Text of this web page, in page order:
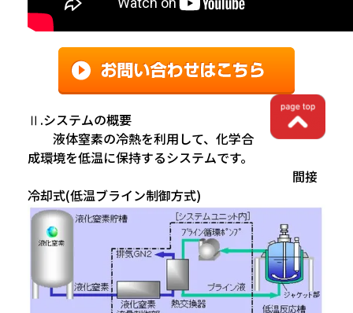
Ⅱ.システムの概要
液体窒素の冷熱を利用して、化学合
成環境を低温に保持するシステムです。
間接
冷却式(低温ブライン制御方式)